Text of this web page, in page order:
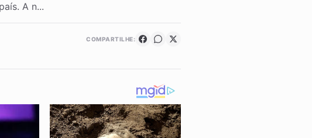
A n...
COMPARTILHE: